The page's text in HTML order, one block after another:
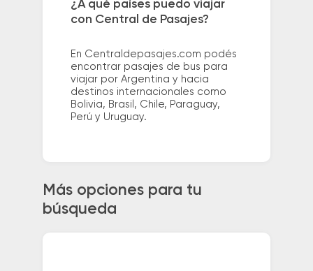
¿A qué países puedo viajar
con Central de Pasajes?
En Centraldepasajes.com podés
encontrar pasajes de bus para
viajar por Argentina y hacia
destinos internacionales como
Bolivia, Brasil, Chile, Paraguay,
Perú y Uruguay.
Más opciones para tu
búsqueda